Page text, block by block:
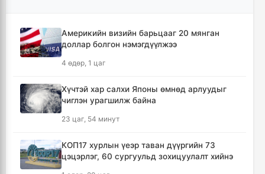
2 цаг, 39 минут
баруун хэсэгт байршиж эхэллээ
4 цаг, 47 минут
хэмжээнүүд
5 цаг
Америкийн визийн барьцааг 20 мянган
доллар болгон нэмэгдүүлжээ
4 өдөр, 1 цаг
Хүчтэй хар салхи Японы өмнөд арлуудыг
чиглэн урагшилж байна
23 цаг, 54 минут
КОП17 хурлын үеэр таван дүүргийн 73
цэцэрлэг, 60 сургуульд зохицуулалт хийнэ